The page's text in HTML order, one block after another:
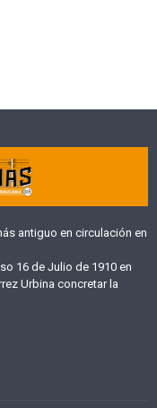
antiguo en circulación en
16 de Julio de 1910 en
Urbina concretar la